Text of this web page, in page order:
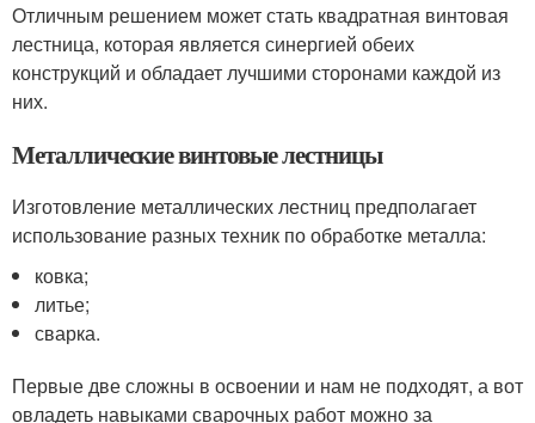
Отличным решением может стать квадратная винтовая
лестница, которая является синергией обеих
конструкций и обладает лучшими сторонами каждой из
них.
Металлические винтовые лестницы
Изготовление металлических лестниц предполагает
использование разных техник по обработке металла:
ковка;
литье;
сварка.
Первые две сложны в освоении и нам не подходят, а вот
овладеть навыками сварочных работ можно за